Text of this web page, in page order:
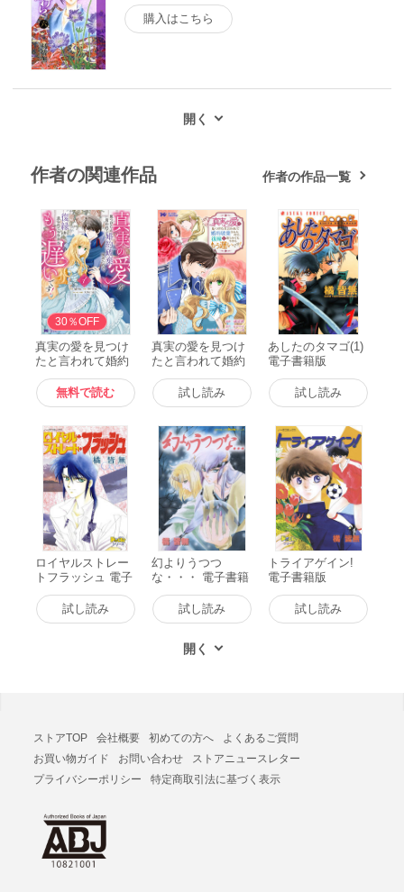
購入はこちら
作者の関連作品 作者の作品一覧
無料
30％OFF
真実の愛を見つけ
たと言われて婚約
破棄されたので、
復縁を迫られても
今さらもう遅いで
電子書籍版
無料で読む
真実の愛を見つけ
たと言われて婚約
破棄されたので、
復縁を迫られても
今さらもう遅いで
版 : 1 電子書籍版
試し読み
あしたのタマゴ(1)
電子書籍版
試し読み
ロイヤルストレー
トフラッシュ 電子
書籍版
試し読み
幻よりうつつ
な・・・ 電子書籍
試し読み
トライアゲイン!
電子書籍版
試し読み
ストアTOP 会社概要 初めての方へ
よくあるご質問
お買い物ガイド
お問い合わせ
ストアニュースレター
プライバシーポリシー
特定商取引法に基づく表示